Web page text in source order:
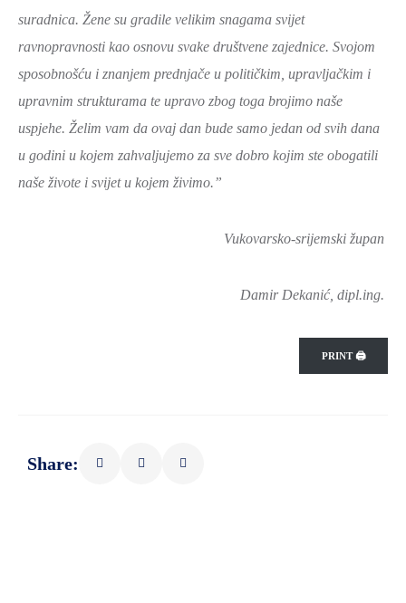
suradnica. Žene su gradile velikim snagama svijet
ravnopravnosti kao osnovu svake društvene zajednice. Svojom
sposobnošću i znanjem prednjače u političkim, upravljačkim i
upravnim strukturama te upravo zbog toga brojimo naše
uspjehe. Želim vam da ovaj dan bude samo jedan od svih dana
u godini u kojem zahvaljujemo za sve dobro kojim ste obogatili
naše živote i svijet u kojem živimo.”
Vukovarsko-srijemski župan
Damir Dekanić, dipl.ing.
PRINT 🖨
Share: